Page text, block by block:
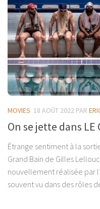
MOVIES 18 AOÛT 2022 PAR
On se jette dans LE
Étrange sentiment à la
Grand Bain de Gilles
nouvellement réalisée par
souvent vu dans des rôles